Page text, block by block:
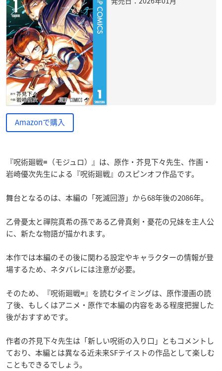
Amazonで購入
『呪術廻戦≡（モジュロ）』は、原作・芥見下々先生、作画・
岩崎優次先生による『呪術廻戦』のスピンオフ作品です。
舞台となるのは、本編の「死滅回游」から68年後の2086年。
乙骨憂太と禪院真希の孫である乙骨真剣・憂花の兄妹を主人公
に、新たな物語が描かれます。
本作では本編のその後に関わる設定やキャラクターの情報が登
場するため、ネタバレには注意が必要。
そのため、『呪術廻戦≡』を読むタイミングは、原作漫画の読
了後、もしくはアニメ・原作で本編の内容をある程度把握した
後がおすすめです。
作者の芥見下々先生は「新しい呪術の入り口」ともコメントし
ており、本編とは異なる近未来SFテイストの作品として楽しむ
こともできるでしょう。